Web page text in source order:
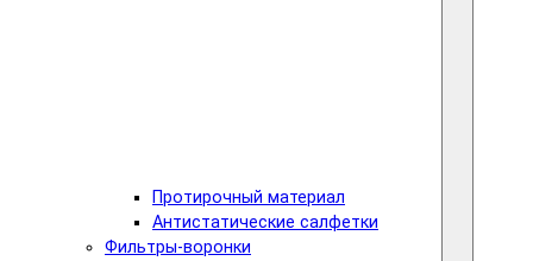
Протирочный материал
Антистатические салфетки
Фильтры-воронки